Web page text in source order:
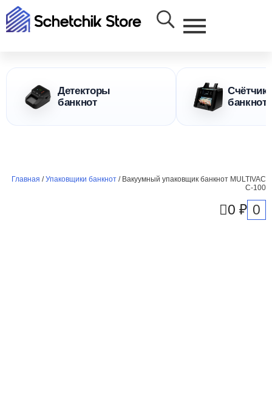
Детекторы
банкнот
банкнот
Главная /Упаковщики банкнот / Вакуумный упаковщик банкнот MULTIVAC
C-100
0 ₽ 0